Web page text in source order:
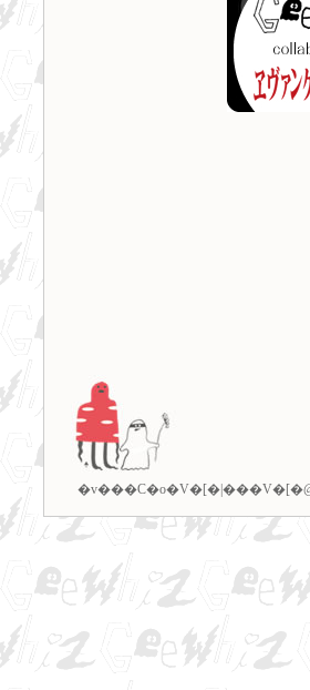
�v���C�o�V�[�|���V�[